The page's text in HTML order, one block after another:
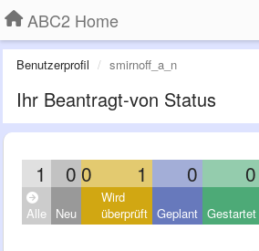
ABC2 Home
Benutzerprofil smirnoff_a_n
Ihr Beantragt-von Status
1 0 0 1 0 0
Alle Neu
Wird
überprüft Geplant Gestartet